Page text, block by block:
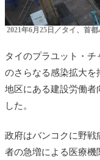
2021年6月25日／タイ、首
タイのプラユット・チ
のさらなる感染拡大を
地区にある建設労働者
した。
政府はバンコクに野戦
者の急増による医療機